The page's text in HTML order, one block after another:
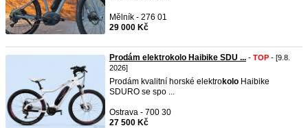
Mělník - 276 01
29 000 Kč
Prodám elektrokolo Haibike SDU ... - TOP - [9.8.
2026]
Prodám kvalitní horské elektrokolo Haibike
SDURO se spo ...
Ostrava - 700 30
27 500 Kč